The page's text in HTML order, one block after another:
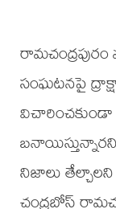
సంఘటనపై
విచారించకుండా
నిజాలు తేల్చాలని
చంద్రబోస్‌